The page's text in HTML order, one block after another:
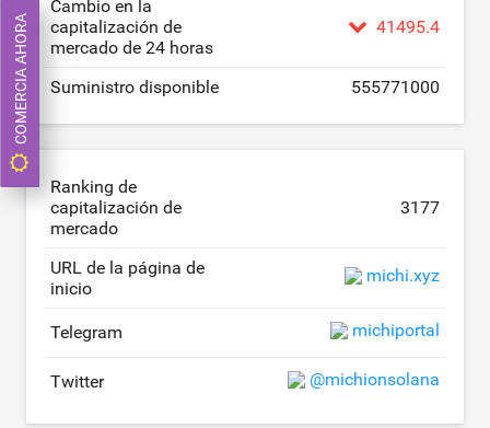
Cambio en la
capitalización de
mercado de 24 horas
41495.4
Suministro disponible 555771000
Ranking de
capitalización de
mercado
3177
URL de la página de
inicio
michi.xyz
Telegram michiportal
Twitter @michionsolana
COMERCIA AHORA